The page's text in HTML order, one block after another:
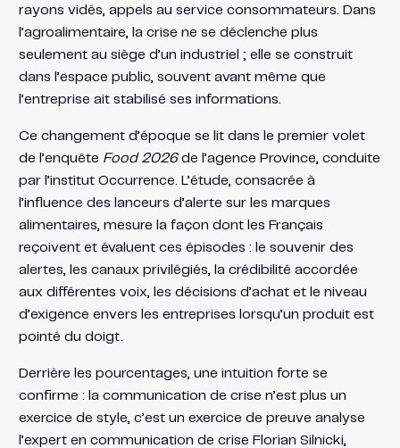
rayons vidés, appels au service consommateurs. Dans
l’agroalimentaire, la crise ne se déclenche plus
seulement au siège d’un industriel ; elle se construit
dans l’espace public, souvent avant même que
l’entreprise ait stabilisé ses informations.
Ce changement d’époque se lit dans le premier volet
de l’enquête Food 2026de l’agence Province, conduite
par l’institut Occurrence. L’étude, consacrée à
l’influence des lanceurs d’alerte sur les marques
alimentaires, mesure la façon dont les Français
reçoivent et évaluent ces épisodes : le souvenir des
alertes, les canaux privilégiés, la crédibilité accordée
aux différentes voix, les décisions d’achat et le niveau
d’exigence envers les entreprises lorsqu’un produit est
pointé du doigt.
Derrière les pourcentages, une intuition forte se
confirme : la communication de crise n’est plus un
exercice de style, c’est un exercice de preuve analyse
l’expert en communication de crise Florian Silnicki,